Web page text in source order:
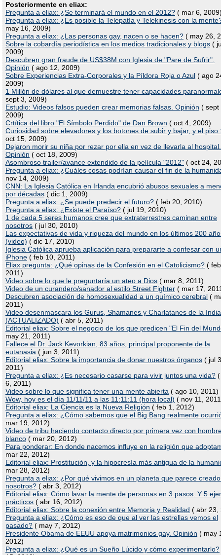
Posteriormente en eliax:
Pregunta a eliax: ¿Se terminará el mundo en el 2012? ( mar 6,
Pregunta a eliax: ¿Es posible la Telepatía y Telekinesis con la
may 16, 2009)
Pregunta a eliax: ¿Las personas gay, nacen o se hacen? ( may 26,
Sobre la cobardía periodística en los medios tradicionales y blogs (
2009)
Descubren gran fraude de US$38M con Iglesia de "Pare de Sufrir".
Opinión ( ago 12, 2009)
Sobre Experiencias Extra-Corporales y la Píldora Roja o Azul ( ago
2009)
1 Millón de dólares al que demuestre tener capacidades
sept 3, 2009)
Estudio: Videos falsos pueden crear memorias falsas. Opinión ( sept
2009)
Crtítica del libro "El Símbolo Perdido" de Dan Brown ( oct 4, 2009)
Curiosidad sobre elevadores y los botones de subir y bajar, y el piso
oct 15, 2009)
Dejaron morir su niña por rezar por ella en vez de llevarla al hospital.
Opinión ( oct 18, 2009)
Asombroso trailer/avance extendido de la película "2012" ( oct 24,
Pregunta a eliax: ¿Cuáles cosas podrían causar el fin de la
nov 14, 2009)
CNN: La Iglesia Católica en Irlanda encubrió abusos sexuales a
por décadas ( dic 1, 2009)
Pregunta a eliax: ¿Se puede predecir el futuro? ( feb 20, 2010)
Pregunta a eliax: ¿Existe el Paraíso? ( jul 19, 2010)
1 de cada 5 seres humanos cree que extraterrestres caminan entre
nosotros ( jul 30, 2010)
Las expectativas de vida y riqueza del mundo en los últimos 200
(video) ( dic 17, 2010)
Iglesia Católica aprueba aplicación para prepararte a confesar con
iPhone ( feb 10, 2011)
Eliax pregunta: ¿Qué opinas de la Confesión en el Catolicismo? (
2011)
Video sobre lo que le preguntaría un ateo a Dios ( mar 8, 2011)
Video de un curandero/sanador al estilo Street Fighter ( mar 17,
Descubren asociación de homosexualidad a un químico cerebral (
2011)
Video desenmascara los Gurus, Shamanes y Charlatanes de la India
(ACTUALIZADO) ( abr 5, 2011)
Editorial eliax: Sobre el negocio de los que predicen "El Fin del
may 21, 2011)
Fallece el Dr. Jack Kevorkian, 83 años, principal proponente de la
eutanasia ( jun 3, 2011)
Editorial eliax: Sobre la importancia de donar nuestros órganos ( jul
2011)
Pregunta a eliax: ¿Es necesario casarse para vivir juntos una vida?
6, 2011)
Video sobre lo que significa tener una mente abierta ( ago 10, 2011)
Wow, hoy es el día 11/11/11 a las 11:11:11 (hora local) ( nov 11,
Editorial eliax: La Ciencia es la Nueva Religión ( feb 1, 2012)
Pregunta a eliax: ¿Cómo sabemos que el Big Bang realmente
mar 19, 2012)
Video de tribu haciendo contacto directo por primera vez con
blanco ( mar 20, 2012)
Para ponderar: En donde nacemos influye en la religión que
mar 22, 2012)
Editorial eliax: Prostitución, y la hipocresía más antigua de la
mar 28, 2012)
Pregunta a eliax: ¿Por qué vivimos en un planeta que parece
nosotros? ( abr 3, 2012)
Editorial eliax: Cómo lavar la mente de personas en 3 pasos. Y 5
prácticos ( abr 16, 2012)
Editorial eliax: Sobre la conexión entre Memoria y Realidad ( abr 23,
Pregunta a eliax: ¿Cómo es eso de que al ver las estrellas vemos el
pasado? ( may 7, 2012)
Presidente Obama de EEUU apoya matrimonios gay. Opinión ( may
2012)
Pregunta a eliax: ¿Qué es un Sueño Lúcido y cómo experimentarlo?